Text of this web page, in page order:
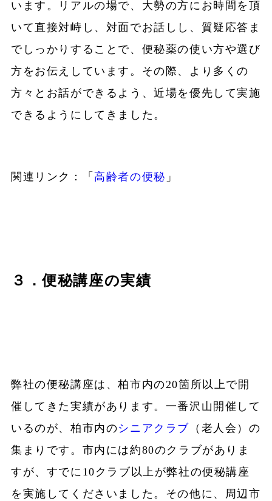
います。リアルの場で、大勢の方にお時間を頂
いて直接対峙し、対面でお話しし、質疑応答ま
でしっかりすることで、便秘薬の使い方や選び
方をお伝えしています。その際、より多くの
方々とお話ができるよう、近場を優先して実施
できるようにしてきました。
関連リンク：「高齢者の便秘 」
３．便秘講座の実績
弊社の便秘講座は、柏市内の20箇所以上で開
催してきた実績があります。一番沢山開催して
いるのが、柏市内のシニアクラブ （老人会）の
集まりです。市内には約80のクラブがありま
すが、すでに10クラブ以上が弊社の便秘講座
を実施してくださいました。その他に、周辺市